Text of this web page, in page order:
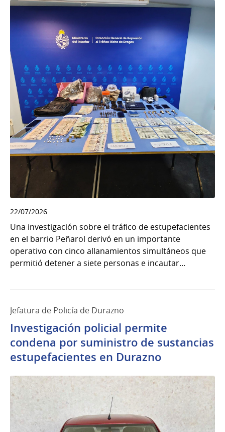
22/07/2026
Una investigación sobre el tráfico de estupefacientes
en el barrio Peñarol derivó en un importante
operativo con cinco allanamientos simultáneos que
permitió detener a siete personas e incautar...
Jefatura de Policía de Durazno
Investigación policial permite
condena por suministro de sustancias
estupefacientes en Durazno